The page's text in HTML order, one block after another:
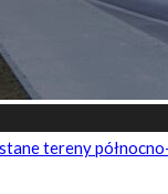
tereny